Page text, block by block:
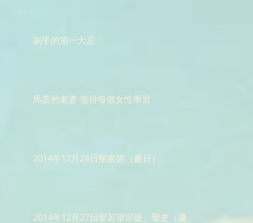
副手的第一大忌：
馬雲的老婆 值得每個女性學習
2014年12月28日聖家節（慶日）
2014年12月27日聖若望宗徒、聖史（慶